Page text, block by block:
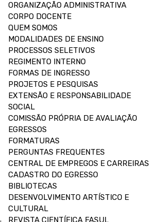
ORGANIZAÇÃO ADMINISTRATIVA
CORPO DOCENTE
QUEM SOMOS
MODALIDADES DE ENSINO
PROCESSOS SELETIVOS
REGIMENTO INTERNO
FORMAS DE INGRESSO
PROJETOS E PESQUISAS
EXTENSÃO E RESPONSABILIDADE
SOCIAL
COMISSÃO PRÓPRIA DE AVALIAÇÃO
EGRESSOS
FORMATURAS
PERGUNTAS FREQUENTES
CENTRAL DE EMPREGOS E CARREIRAS
CADASTRO DO EGRESSO
BIBLIOTECAS
DESENVOLVIMENTO ARTÍSTICO E
CULTURAL
REVISTA CIENTÍFICA FASUL